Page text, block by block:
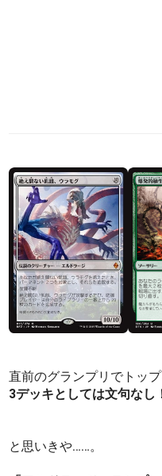
直前のグランプリでトッ
3デッキとしては文句なし
と思いきや……。